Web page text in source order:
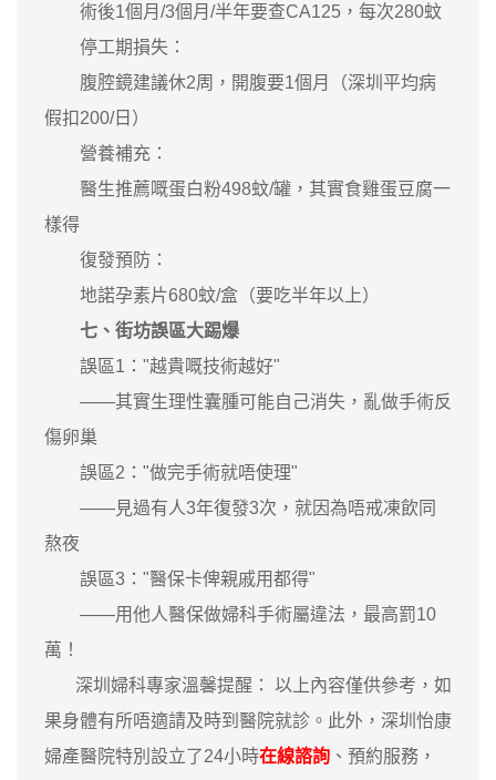
術後1個月/3個月/半年要查CA125，每次280蚊
停工期損失：
腹腔鏡建議休2周，開腹要1個月（深圳平均病
假扣200/日）
營養補充：
醫生推薦嘅蛋白粉498蚊/罐，其實食雞蛋豆腐一
樣得
復發預防：
地諾孕素片680蚊/盒（要吃半年以上）
七、街坊誤區大踢爆
誤區1："越貴嘅技術越好"
——其實生理性囊腫可能自己消失，亂做手術反
傷卵巢
誤區2："做完手術就唔使理"
——見過有人3年復發3次，就因為唔戒凍飲同
熬夜
誤區3："醫保卡俾親戚用都得"
——用他人醫保做婦科手術屬違法，最高罰10
萬！
深圳婦科專家溫馨提醒： 以上內容僅供參考，如
果身體有所唔適請及時到醫院就診。此外，深圳怡康
婦產醫院特別設立了24小時在線諮詢 、預約服務，